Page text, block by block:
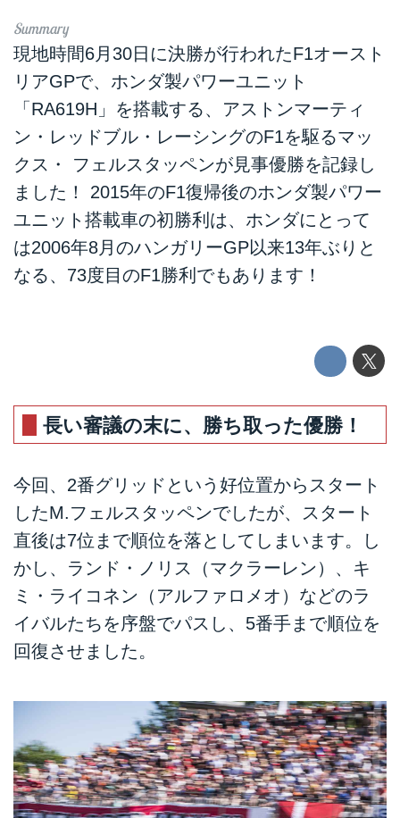
現地時間6月30日に決勝が行われたF1オースト
リアGPで、ホンダ製パワーユニット
「RA619H」を搭載する、アストンマーティ
ン・レッドブル・レーシングのF1を駆るマッ
クス・ フェルスタッペンが見事優勝を記録し
ました！ 2015年のF1復帰後のホンダ製パワー
ユニット搭載車の初勝利は、ホンダにとって
は2006年8月のハンガリーGP以来13年ぶりと
なる、73度目のF1勝利でもあります！
長い審議の末に、勝ち取った優勝！
今回、2番グリッドという好位置からスタート
したM.フェルスタッペンでしたが、スタート
直後は7位まで順位を落としてしまいます。し
かし、ランド・ノリス（マクラーレン）、キ
ミ・ライコネン（アルファロメオ）などのラ
イバルたちを序盤でパスし、5番手まで順位を
回復させました。